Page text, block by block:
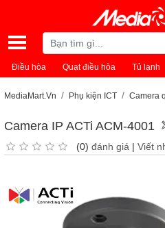
Điều hòa Quạt điều hòa Tủ lạnh
MediaMart.Vn Phụ kiện ICT Camera
Camera IP ACTi ACM-4001
(0) đánh giá | Viết